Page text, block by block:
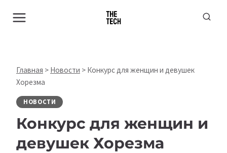
Главная > Новости > Конкурс для женщин и девушек
Хорезма
НОВОСТИ
Конкурс для женщин и
девушек Хорезма